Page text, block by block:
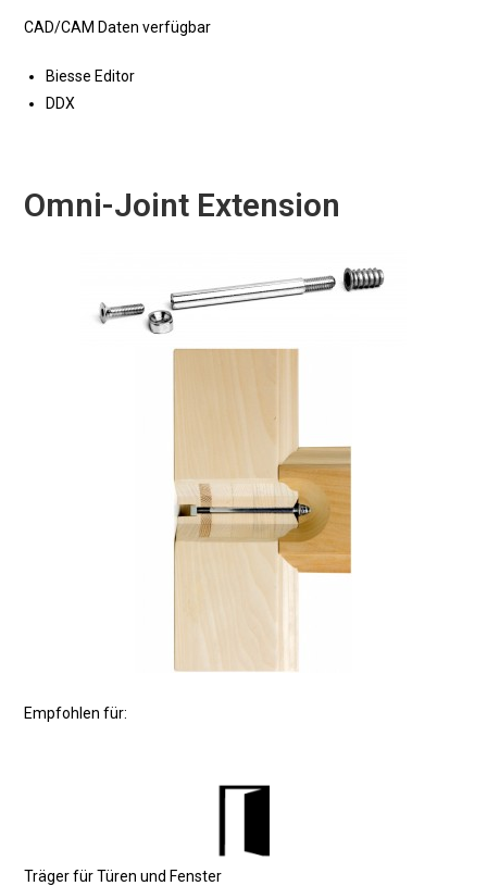
CAD/CAM Daten verfügbar
Biesse Editor
DDX
Omni-Joint Extension
Empfohlen für:
Träger für Türen und Fenster